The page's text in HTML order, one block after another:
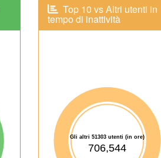
Top 10 vs Altri utenti in
tempo di inattività
Gli altri 51303 utenti (in ore)
706,544